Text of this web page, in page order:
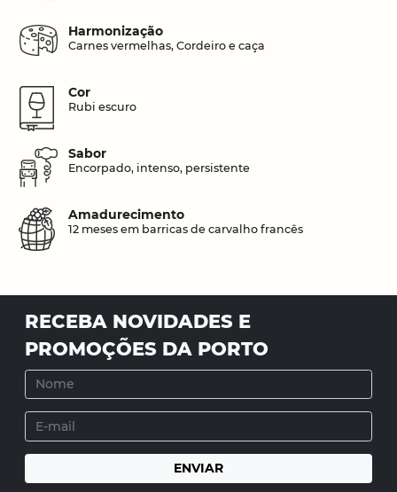
Harmonização
Carnes vermelhas, Cordeiro e caça
Cor
Rubi escuro
Sabor
Encorpado, intenso, persistente
Amadurecimento
12 meses em barricas de carvalho francês
RECEBA NOVIDADES E
PROMOÇÕES DA PORTO